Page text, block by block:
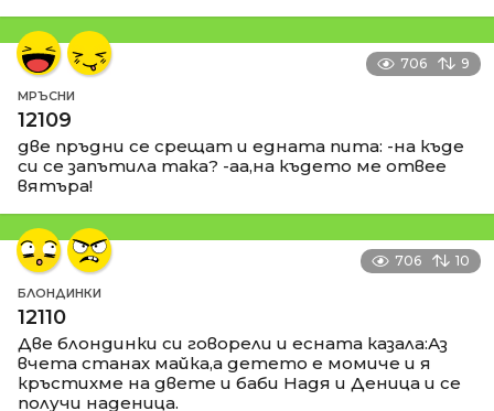
706 9
МРЪСНИ
12109
две пръдни се срещат и едната пита: -на къде
си се запътила така? -аа,на където ме отвее
вятъра!
706 10
БЛОНДИНКИ
12110
Две блондинки си говорели и есната казала:Аз
вчета станах майка,а детето е момиче и я
кръстихме на двете и баби Надя и Деница и се
получи наденица.